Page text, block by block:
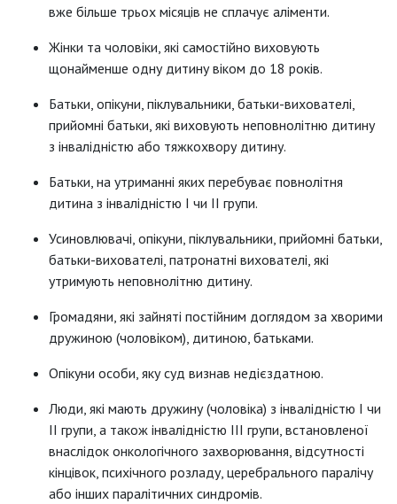
вже більше трьох місяців не сплачує аліменти.
Жінки та чоловіки, які самостійно виховують
щонайменше одну дитину віком до 18 років.
Батьки, опікуни, піклувальники, батьки-вихователі,
прийомні батьки, які виховують неповнолітню дитину
з інвалідністю або тяжкохвору дитину.
Батьки, на утриманні яких перебуває повнолітня
дитина з інвалідністю I чи II групи.
Усиновлювачі, опікуни, піклувальники, прийомні батьки,
батьки-вихователі, патронатні вихователі, які
утримують неповнолітню дитину.
Громадяни, які зайняті постійним доглядом за хворими
дружиною (чоловіком), дитиною, батьками.
Опікуни особи, яку суд визнав недієздатною.
Люди, які мають дружину (чоловіка) з інвалідністю І чи
ІІ групи, а також інвалідністю ІІІ групи, встановленої
внаслідок онкологічного захворювання, відсутності
кінцівок, психічного розладу, церебрального паралічу
або інших паралітичних синдромів.